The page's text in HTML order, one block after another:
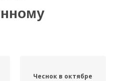
Чеснок в октябре